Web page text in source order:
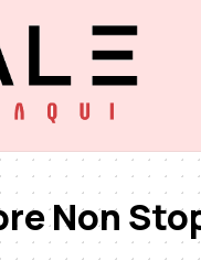
Non